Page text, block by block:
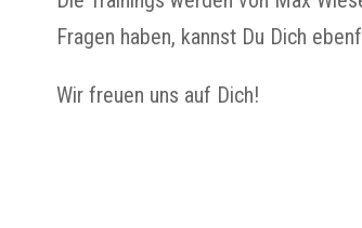
Fragen haben, kannst Du Dich
Wir freuen uns auf Dich!